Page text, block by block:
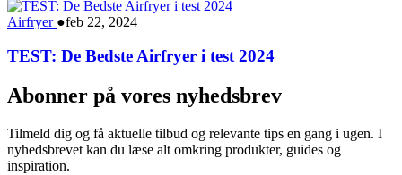
Airfryer ●feb 22, 2024
TEST: De Bedste Airfryer i test 2024
Abonner på vores nyhedsbrev
Tilmeld dig og få aktuelle tilbud og relevante tips en gang i ugen. I
nyhedsbrevet kan du læse alt omkring produkter, guides og
inspiration.